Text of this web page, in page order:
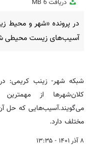
fullscreen
دریافت 6 MB
در پرونده «شهر و محیط
آسیب‌های زیست محیطی
شبکه شهر- زینب کریمی:
کلان‌شهرها از
می‌گویند.آسیب‌هایی که حل آن
مختلف دارد.
۸ آذر ۱۴۰۱ - ۱۳:۳۵